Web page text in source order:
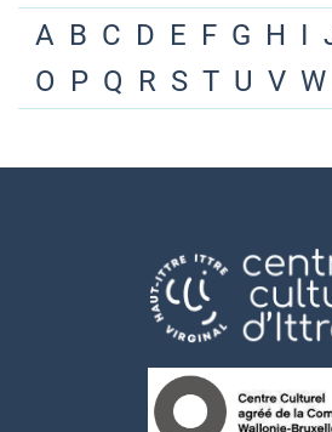
A B C D E F G H I
O P Q R S T U V W